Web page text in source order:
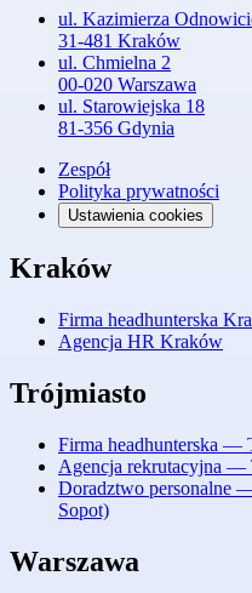
ul. Kazimierza
31-481 Kraków
ul. Chmielna 2
00-020 Warszawa
ul. Starowiejska 18
81-356 Gdynia
Zespół
Polityka prywatności
Ustawienia cookies
Kraków
Firma headhunterska
Agencja HR Kraków
Trójmiasto
Firma headhunterska —
Agencja rekrutacyjna —
Doradztwo personalne
Sopot)
Warszawa